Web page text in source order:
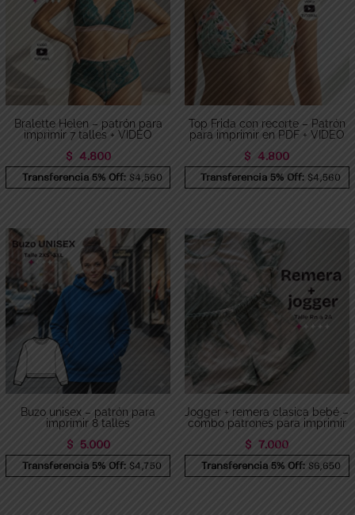
Bralette Helen – patrón para
imprimir 7 talles + VIDEO
$ 4.800
Transferencia 5% Off: $4,560
Top Frida con recorte – Patrón
para imprimir en PDF + VIDEO
$ 4.800
Transferencia 5% Off: $4,560
Buzo unisex – patrón para
imprimir 8 talles
$ 5.000
Transferencia 5% Off: $4,750
Jogger + remera clasica bebé –
combo patrones para imprimir
$ 7.000
Transferencia 5% Off: $6,650